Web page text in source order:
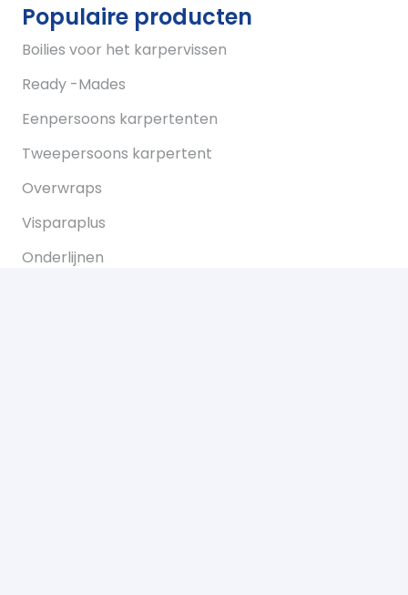
Populaire producten
Boilies voor het karpervissen
Ready -Mades
Eenpersoons karpertenten
Tweepersoons karpertent
Overwraps
Visparaplus
Onderlijnen